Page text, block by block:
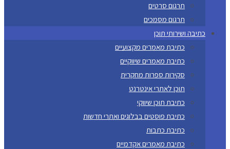
תרגום סרטים
תרגום מסמכים
כתיבה ושירותי תוכן
כתיבת מאמרים מקצועיים
כתיבת מאמרים שיווקיים
סקירות ספרות מחקרית
תוכן לאתרי אינטרנט
כתיבת תוכן שיווקי
כתיבת פוסטים בבלוגים ואתרי חדשות
כתיבת כתבות
כתיבת מאמרים אקדמיים